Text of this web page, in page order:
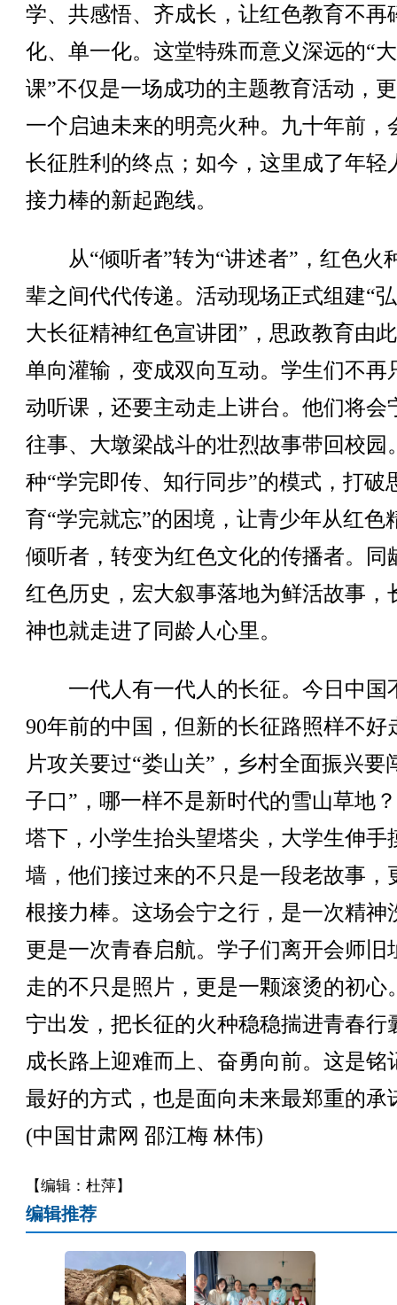
学、共感悟、齐成长，让红色教育不再
化、单一化。这堂特殊而意义深远的“
课”不仅是一场成功的主题教育活动，
一个启迪未来的明亮火种。九十年前，
长征胜利的终点；如今，这里成了年轻
接力棒的新起跑线。
从“倾听者”转为“讲述者”，红色火
辈之间代代传递。活动现场正式组建“
大长征精神红色宣讲团”，思政教育由
单向灌输，变成双向互动。学生们不再
动听课，还要主动走上讲台。他们将会
往事、大墩梁战斗的壮烈故事带回校园
种“学完即传、知行同步”的模式，打破
育“学完就忘”的困境，让青少年从红色
倾听者，转变为红色文化的传播者。同
红色历史，宏大叙事落地为鲜活故事，
神也就走进了同龄人心里。
一代人有一代人的长征。今日中国
90年前的中国，但新的长征路照样不好
片攻关要过“娄山关”，乡村全面振兴要
子口”，哪一样不是新时代的雪山草地
塔下，小学生抬头望塔尖，大学生伸手
墙，他们接过来的不只是一段老故事，
根接力棒。这场会宁之行，是一次精神
更是一次青春启航。学子们离开会师旧
走的不只是照片，更是一颗滚烫的初心
宁出发，把长征的火种稳稳揣进青春行
成长路上迎难而上、奋勇向前。这是铭
最好的方式，也是面向未来最郑重的承
(中国甘肃网 邵江梅 林伟)
【编辑：杜萍】
编辑推荐